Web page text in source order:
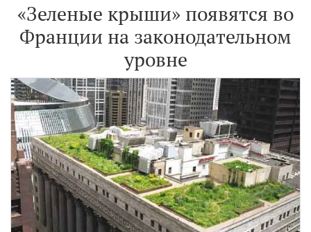
«Зеленые крыши» появятся во
Франции на законодательном
уровне